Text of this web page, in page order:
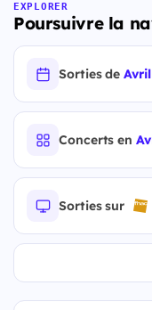
EXPLORER
Poursuivre la
Sorties de
Concerts en
Sorties sur